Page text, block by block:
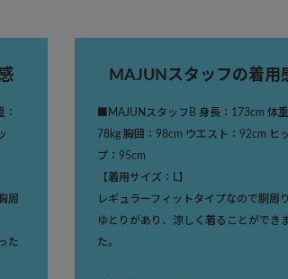
周
た
MAJUNスタッフの着用
■MAJUNスタッフB 身長：173cm 体重
78kg 胸囲：98cm ウエスト：92cm ヒッ
プ：95cm
【着用サイズ：L】
レギュラーフィットタイプなので胴周
ゆとりがあり、涼しく着ることができ
た。